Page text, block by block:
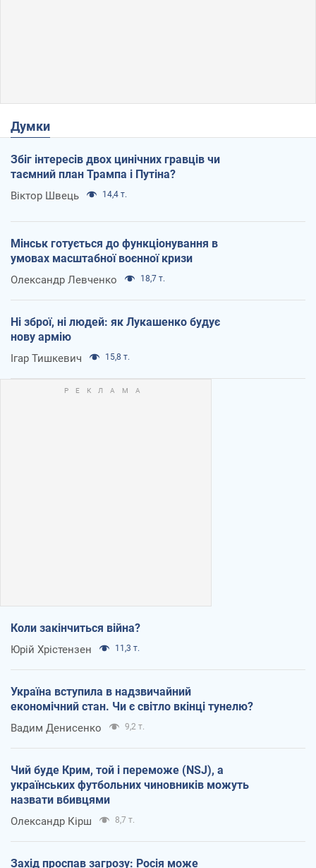
Думки
Збіг інтересів двох цинічних гравців чи
таємний план Трампа і Путіна?
Віктор Швець 14,4 т.
Мінськ готується до функціонування в
умовах масштабної воєнної кризи
Олександр Левченко 18,7 т.
Ні зброї, ні людей: як Лукашенко будує
нову армію
Ігар Тишкевич 15,8 т.
Коли закінчиться війна?
Юрій Хрістензен 11,3 т.
Україна вступила в надзвичайний
економічний стан. Чи є світло вкінці тунелю?
Вадим Денисенко 9,2 т.
Чий буде Крим, той і переможе (NSJ), а
українських футбольних чиновників можуть
назвати вбивцями
Олександр Кірш 8,7 т.
Захід проспав загрозу: Росія може